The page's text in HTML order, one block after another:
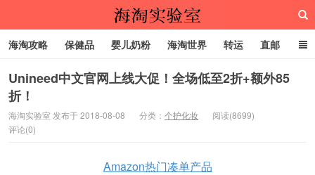
海淘实验室
海淘攻略 保健品 婴儿奶粉 海淘世界 转运 直邮
代购服务
Unineed中文官网上线大促！全场低至2折+额外85
折！
海淘实验室 发布于 2018-08-08 分类： 个护化妆
阅读(8699)
评论(0)
Amazon热门凑单产品